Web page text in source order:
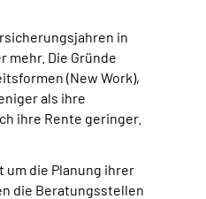
in
mehr. Die Gründe
(New Work),
als ihre
ihre Rente geringer.
um die Planung ihrer
die Beratungsstellen